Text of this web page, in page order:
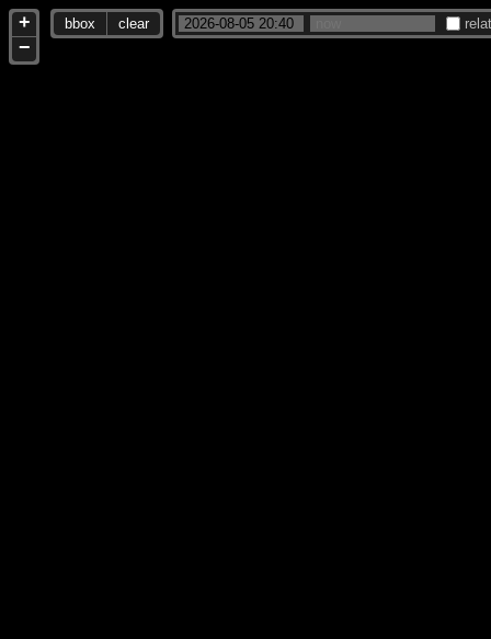
+
−
bbox clear